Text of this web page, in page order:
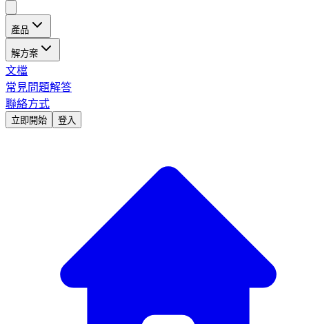
產品
解方案
文檔
常見問題解答
聯絡方式
立即開始 登入